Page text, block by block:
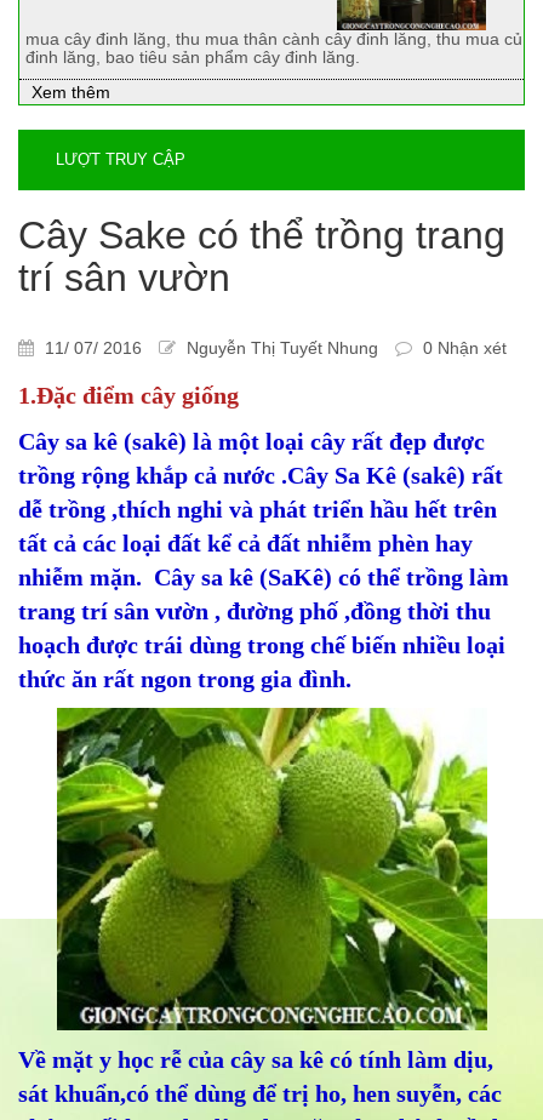
mua cây đinh lăng, thu mua thân cành cây đinh lăng, thu mua củ
đinh lăng, bao tiêu sản phẩm cây đinh lăng.
Xem thêm
LƯỢT TRUY CẬP
Cây Sake có thể trồng trang
trí sân vườn
11/ 07/ 2016 Nguyễn Thị Tuyết Nhung 0 Nhận xét
1.Đặc điểm cây giống
Cây sa kê (sakê) là một loại cây rất đẹp được
trồng rộng khắp cả nước .Cây Sa Kê (sakê) rất
dễ trồng ,thích nghi và phát triển hầu hết trên
tất cả các loại đất kể cả đất nhiễm phèn hay
nhiễm mặn. Cây sa kê (SaKê) có thể trồng làm
trang trí sân vườn , đường phố ,đồng thời thu
hoạch được trái dùng trong chế biến nhiều loại
thức ăn rất ngon trong gia đình.
Về mặt y học rễ của cây sa kê có tính làm dịu,
sát khuẩn,có thể dùng để trị ho, hen suyễn, các